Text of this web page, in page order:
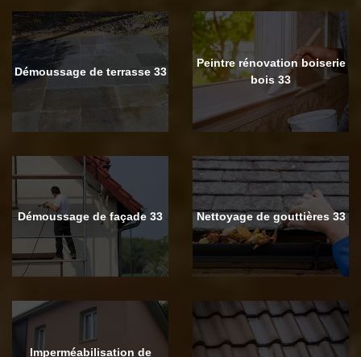
Démoussage de terrasse 33
Peintre rénovation boiserie
bois 33
Démoussage de façade 33 Nettoyage de gouttières 33
Imperméabilisation de